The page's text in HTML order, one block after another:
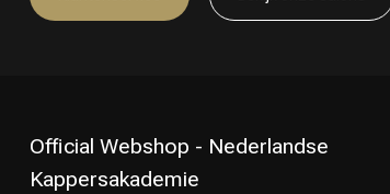
Official Webshop - Nederlandse
Kappersakademie